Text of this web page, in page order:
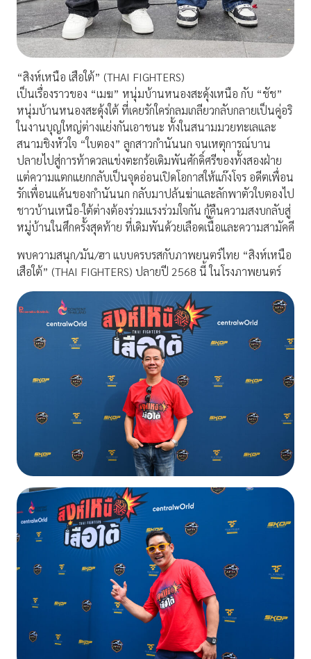
“สิงห์เหนือ เสือใต้” (THAI FIGHTERS)
เป็นเรื่องราวของ “เมฆ” หนุ่มบ้านหนองสะดุ้งเหนือ กับ “ชัช”
หนุ่มบ้านหนองสะดุ้งใต้ ที่เคยรักใคร่กลมเกลียวกลับกลายเป็นคู่อริ
ในงานบุญใหญ่ต่างแย่งกันเอาชนะ ทั้งในสนามมวยทะเลและ
สนามชิงหัวใจ “ใบตอง” ลูกสาวกำนันนก จนเหตุการณ์บาน
ปลายไปสู่การท้าดวลแข่งตะกร้อเดิมพันศักดิ์ศรีของทั้งสองฝ่าย
แต่ความแตกแยกกลับเป็นจุดอ่อนเปิดโอกาสให้แก๊งโจร อดีตเพื่อน
รักเพื่อนแค้นของกำนันนก กลับมาปล้นฆ่าและลักพาตัวใบตองไป
ชาวบ้านเหนือ-ใต้ต่างต้องร่วมแรงร่วมใจกัน กู้คืนความสงบกลับสู่
หมู่บ้านในศึกครั้งสุดท้าย ที่เดิมพันด้วยเลือดเนื้อและความสามัคคี
พบความสนุก/มัน/ฮา แบบครบรสกับภาพยนตร์ไทย “สิงห์เหนือ
เสือใต้” (THAI FIGHTERS) ปลายปี 2568 นี้ ในโรงภาพยนตร์